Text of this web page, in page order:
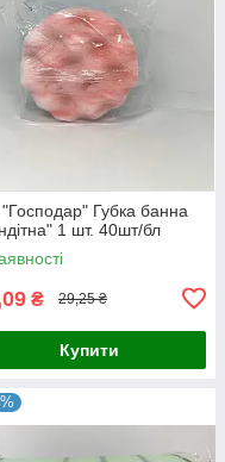
Губка банна
1 шт. 40шт/бл
₴ 29,25 ₴
Купити